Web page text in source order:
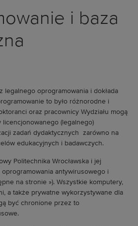
i baza
legalnego oprogramowania i dokłada
to było różnorodne i
oraz pracownicy Wydziału mogą
(legalnego)
zadań dydaktycznych zarówno na
edukacyjnych i badawczych.
Politechnika Wrocławska i jej
antywirusowego i
na stronie »). Wszystkie komputery,
a także prywatne wykorzystywane dla
być chronione przez to